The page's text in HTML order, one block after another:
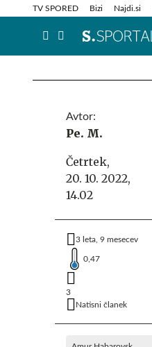
TV SPORED Bizi Najdi.si
Info in obvestila
Avtor:
Pe. M.
Četrtek,
20. 10. 2022,
14.02
3 leta, 9 mesecev
0,47
3
Natisni članek